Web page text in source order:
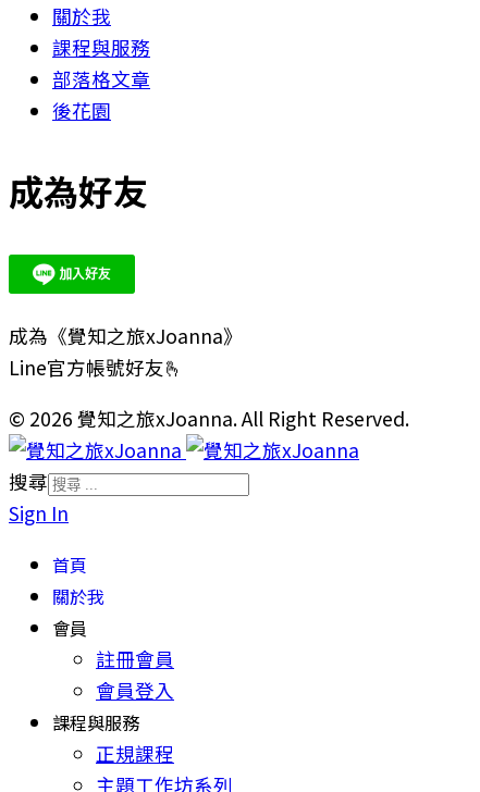
關於我
課程與服務
部落格文章
後花園
成為好友
成為《覺知之旅xJoanna》
Line官方帳號好友🫰
© 2026 覺知之旅xJoanna. All Right Reserved.
搜尋
Sign In
首頁
關於我
會員
註冊會員
會員登入
課程與服務
正規課程
主題工作坊系列